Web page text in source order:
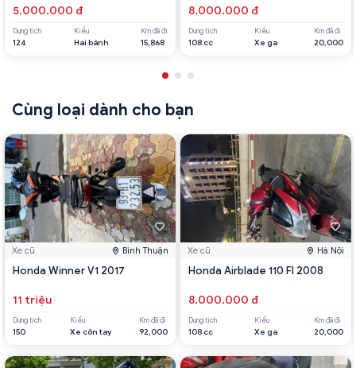
5.000.000 đ
Dung tích
124
Kiểu
Hai bánh
Km đã đi
15,868
8.000.000 đ
Dung tích
108 cc
Kiểu
Xe ga
Km đã đi
20,000
Cùng loại dành cho bạn
Xe cũ Bình Thuận
Honda Winner V1 2017
11 triệu
Dung tích
150
Kiểu
Xe côn tay
Km đã đi
92,000
Xe cũ Hà Nội
Honda Airblade 110 FI 2008
8.000.000 đ
Dung tích
108 cc
Kiểu
Xe ga
Km đã đi
20,000